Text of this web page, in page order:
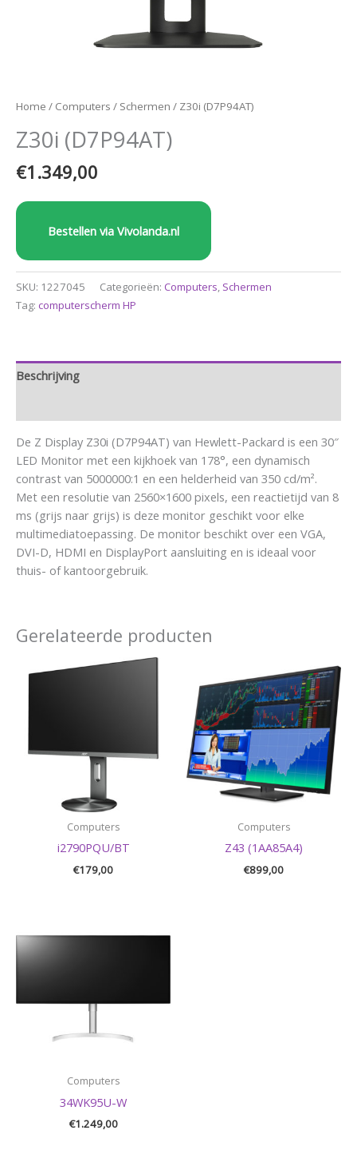
Home / Computers / Schermen / Z30i (D7P94AT)
Z30i (D7P94AT)
€1.349,00
Bestellen via Vivolanda.nl
SKU: 1227045 Categorieën: Computers, Schermen
Tag: computerscherm HP
Beschrijving
De Z Display Z30i (D7P94AT) van Hewlett-Packard is een 30″
LED Monitor met een kijkhoek van 178°, een dynamisch
contrast van 5000000:1 en een helderheid van 350 cd/m².
Met een resolutie van 2560×1600 pixels, een reactietijd van 8
ms (grijs naar grijs) is deze monitor geschikt voor elke
multimediatoepassing. De monitor beschikt over een VGA,
DVI-D, HDMI en DisplayPort aansluiting en is ideaal voor
thuis- of kantoorgebruik.
Gerelateerde producten
Computers
i2790PQU/BT
€179,00
Computers
Z43 (1AA85A4)
€899,00
Computers
34WK95U-W
€1.249,00